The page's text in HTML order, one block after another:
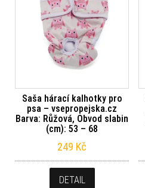
Saša hárací kalhotky pro
psa – vsepropejska.cz
Barva: Růžová, Obvod slabin
(cm): 53 – 68
249 Kč
DETAIL